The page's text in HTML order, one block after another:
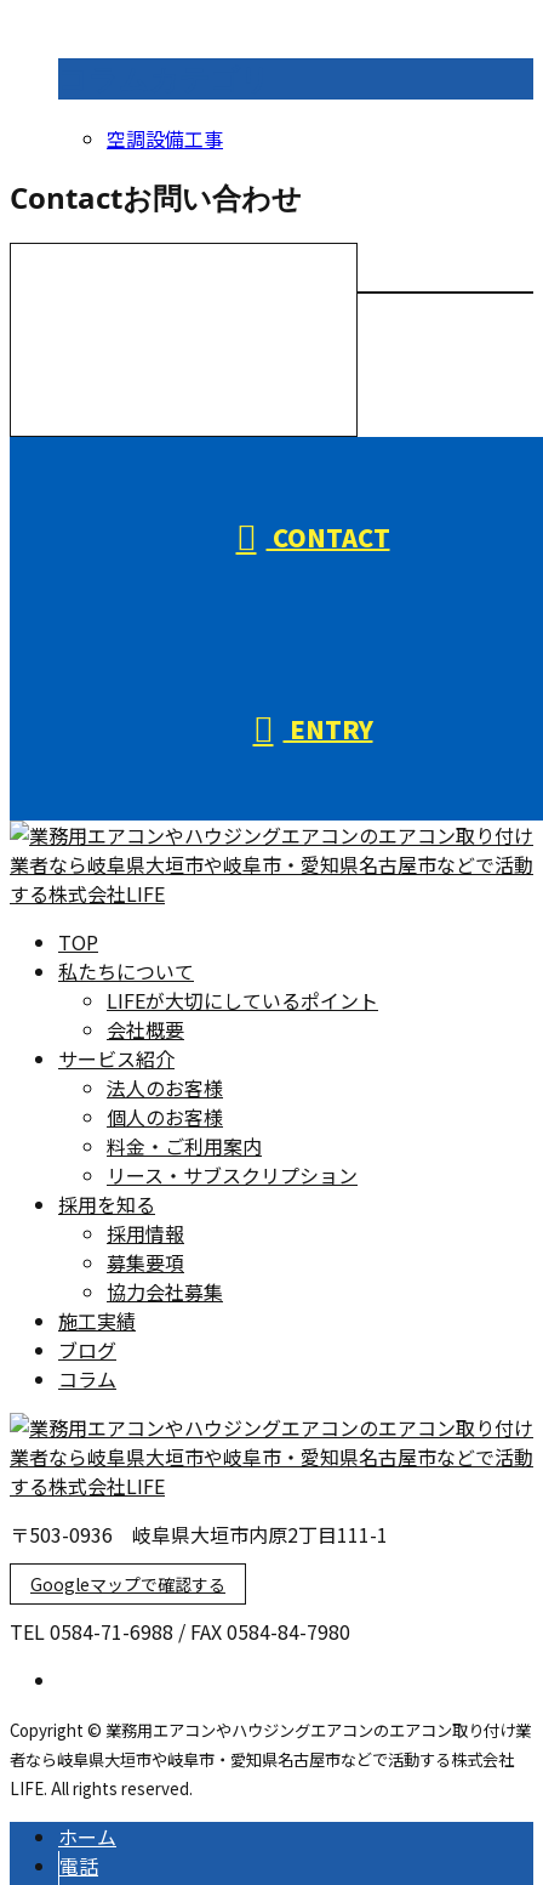
空調設備工事
Contactお問い合わせ
CONTACT
ENTRY
TOP
私たちについて
LIFEが大切にしているポイント
会社概要
サービス紹介
法人のお客様
個人のお客様
料金・ご利用案内
リース・サブスクリプション
採用を知る
採用情報
募集要項
協力会社募集
施工実績
ブログ
コラム
〒503-0936 岐阜県大垣市内原2丁目111-1
Googleマップで確認する
TEL 0584-71-6988 / FAX 0584-84-7980
Copyright © 業務用エアコンやハウジングエアコンのエアコン取り付け業
者なら岐阜県大垣市や岐阜市・愛知県名古屋市などで活動する株式会社
LIFE. All rights reserved.
ホーム
電話